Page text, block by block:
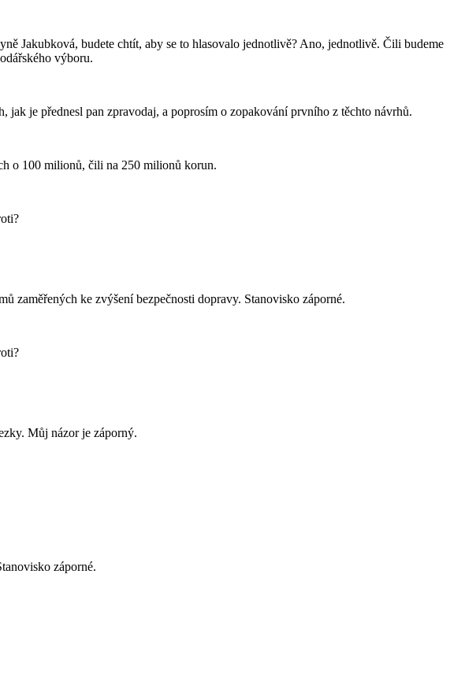
Jakubková, budete chtít, aby se to hlasovalo jednotlivě? Ano, jednotlivě. Čili budeme
výboru.
je přednesl pan zpravodaj, a poprosím o zopakování prvního z těchto návrhů.
o 100 milionů, čili na 250 milionů korun.
zaměřených ke zvýšení bezpečnosti dopravy. Stanovisko záporné.
Můj názor je záporný.
záporné.